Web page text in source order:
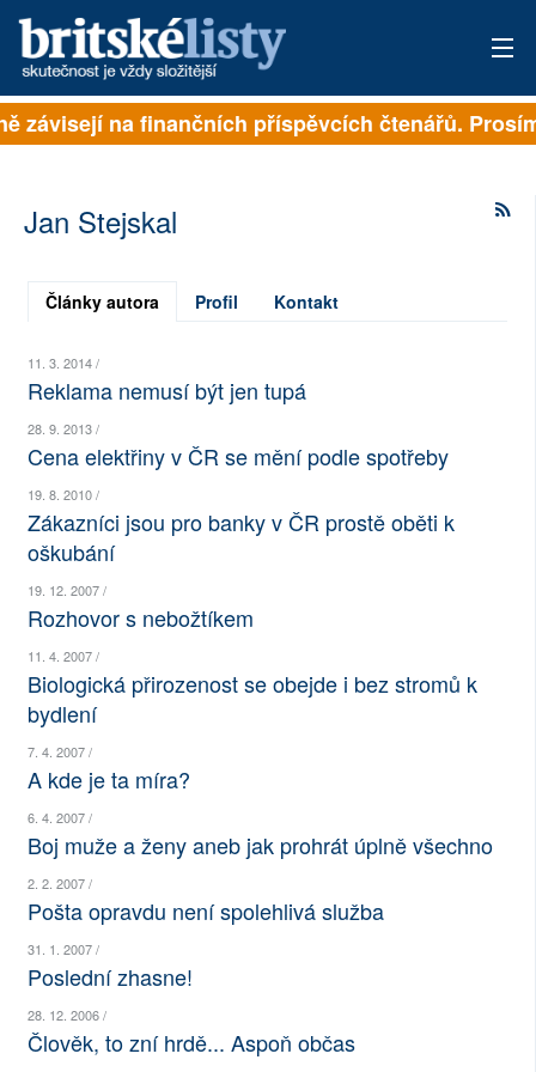
PŘIHLÁSIT
ARCHIV
ROZHOVORY
NEJČTENĚJŠÍ ZA 7 DNÍ
AUTOŘI
PŘÍSPĚVKY NA PROVOZ
SOCIÁLNÍ SÍTĚ
RUBRIKY
PLNÁ VERZE STRÁNEK
závisejí na finančních příspěvcích čtenářů.
Jan Stejskal
Články autora Profil Kontakt
11. 3. 2014 /
Reklama nemusí být jen tupá
28. 9. 2013 /
Cena elektřiny v ČR se mění podle spotřeby
19. 8. 2010 /
Zákazníci jsou pro banky v ČR prostě oběti k
oškubání
19. 12. 2007 /
Rozhovor s nebožtíkem
11. 4. 2007 /
Biologická přirozenost se obejde i bez stromů k
bydlení
7. 4. 2007 /
A kde je ta míra?
6. 4. 2007 /
Boj muže a ženy aneb jak prohrát úplně všechno
2. 2. 2007 /
Pošta opravdu není spolehlivá služba
31. 1. 2007 /
Poslední zhasne!
28. 12. 2006 /
Člověk, to zní hrdě... Aspoň občas